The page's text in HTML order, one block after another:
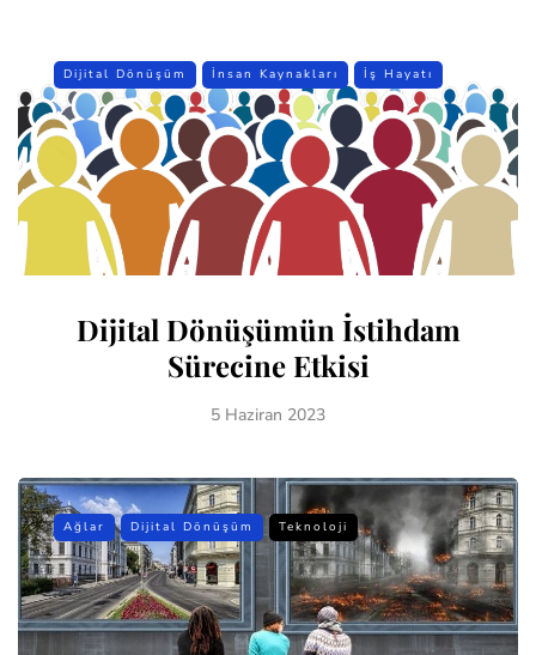
Dijital Dönüşüm İnsan Kaynakları İş Hayatı
Dijital Dönüşümün İstihdam
Sürecine Etkisi
5 Haziran 2023
Ağlar Dijital Dönüşüm Teknoloji